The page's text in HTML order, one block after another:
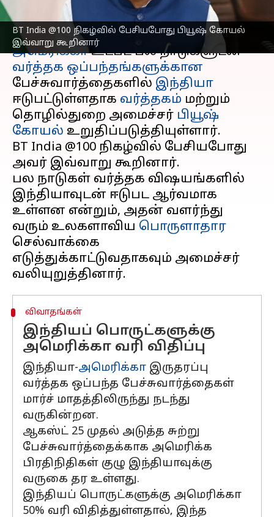
BT India @100 நிகழ்வில் பேசியபோது பியூஷ் கோயல்
இவ்வாறு கூறினார்
செய்தி முன்னோட்டம்
அமெரிக்காஉட்பட பல நாடுகளுடன்
வர்த்தக ஒப்பந்தங்களுக்கான
பேச்சுவார்த்தைகளில் இந்தியா
ஈடுபட்டுள்ளதாக வர்த்தகம் மற்றும்
தொழில்துறை அமைச்சர் பியூஷ்
கோயல் உறுதிப்படுத்தியுள்ளார்.
BT India @100 நிகழ்வில் பேசியபோது
அவர் இவ்வாறு கூறினார்.
பல நாடுகள் வர்த்தக விஷயங்களில்
இந்தியாவுடன் ஈடுபட ஆர்வமாக
உள்ளன என்றும், அதன் வளர்ந்து
வரும் உலகளாவிய பொருளாதார
செல்வாக்கை
எடுத்துக்காட்டுவதாகவும் அமைச்சர்
விவாதங்கள்
இந்தியப் பொருட்களுக்கு
அமெரிக்கா வரி விதிப்பு
இந்தியா-அமெரிக்கா இருதரப்பு
வர்த்தக ஒப்பந்த பேச்சுவார்த்தைகள்
மார்ச் மாதத்திலிருந்து நடந்து
வருகின்றன.
ஆகஸ்ட் 25 முதல் அடுத்த சுற்று
பேச்சுவார்த்தைக்காக அமெரிக்க
பிரதிநிதிகள் குழு இந்தியாவுக்கு
வருகை தர உள்ளது.
இந்தியப் பொருட்களுக்கு அமெரிக்கா
50% வரி விதித்துள்ளதால், இந்த